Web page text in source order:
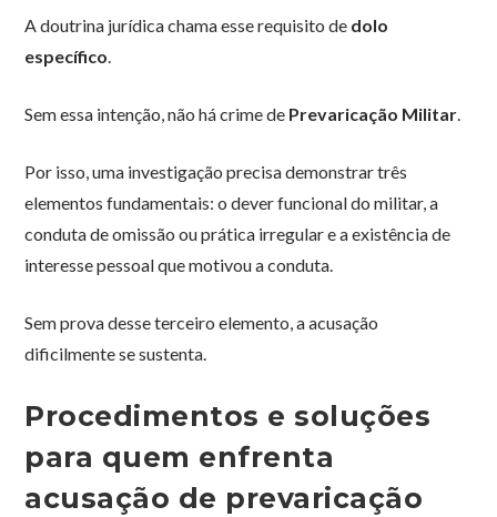
A doutrina jurídica chama esse requisito de dolo
específico.
Sem essa intenção, não há crime de Prevaricação Militar.
Por isso, uma investigação precisa demonstrar três
elementos fundamentais: o dever funcional do militar, a
conduta de omissão ou prática irregular e a existência de
interesse pessoal que motivou a conduta.
Sem prova desse terceiro elemento, a acusação
dificilmente se sustenta.
Procedimentos e soluções
para quem enfrenta
acusação de prevaricação